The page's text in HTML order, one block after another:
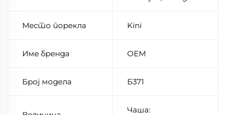
Место порекла Kini
Име бренда ОЕМ
Број модела Б371
Чаша: